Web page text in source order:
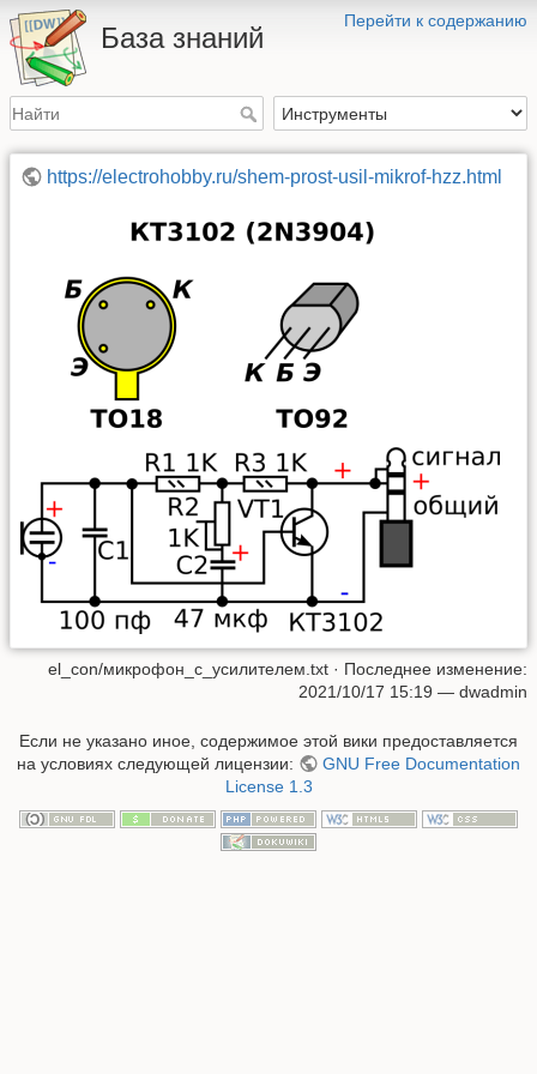
Перейти к содержанию
База знаний
https://electrohobby.ru/shem-prost-usil-mikrof-hzz.html
el_con/микрофон_с_усилителем.txt · Последнее изменение:
2021/10/17 15:19 — dwadmin
Если не указано иное, содержимое этой вики предоставляется
на условиях следующей лицензии:
GNU Free Documentation
License 1.3